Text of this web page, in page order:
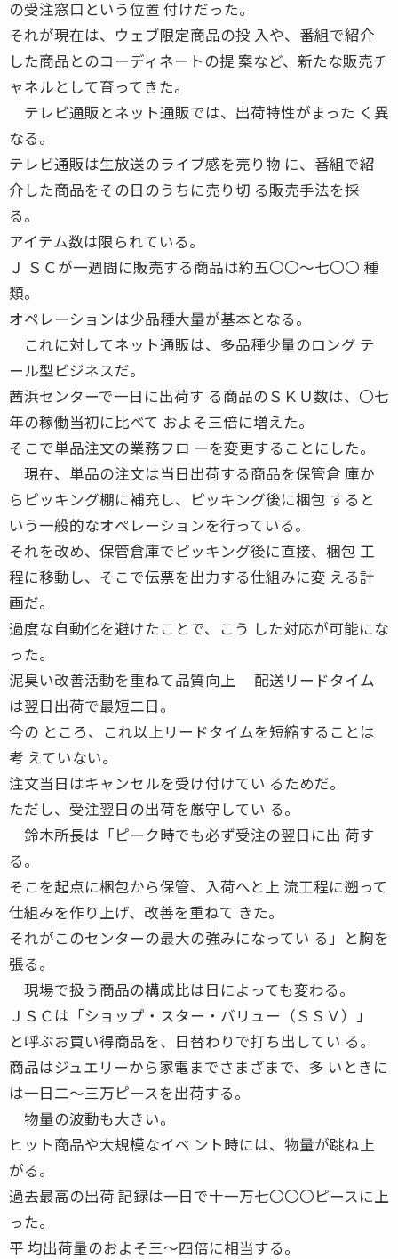
の受注窓口という位置 付けだった。
それが現在は、ウェブ限定商品の投 入や、番組で紹介
した商品とのコーディネートの提 案など、新たな販売チ
ャネルとして育ってきた。
テレビ通販とネット通販では、出荷特性がまった く異
なる。
テレビ通販は生放送のライブ感を売り物 に、番組で紹
介した商品をその日のうちに売り切 る販売手法を採
る。
アイテム数は限られている。
Ｊ ＳＣが一週間に販売する商品は約五〇〇〜七〇〇 種
類。
オペレーションは少品種大量が基本となる。
これに対してネット通販は、多品種少量のロング テ
ール型ビジネスだ。
茜浜センターで一日に出荷す る商品のＳＫＵ数は、〇七
年の稼働当初に比べて およそ三倍に増えた。
そこで単品注文の業務フロ ーを変更することにした。
現在、単品の注文は当日出荷する商品を保管倉 庫か
らピッキング棚に補充し、ピッキング後に梱包 すると
いう一般的なオペレーションを行っている。
それを改め、保管倉庫でピッキング後に直接、梱包 工
程に移動し、そこで伝票を出力する仕組みに変 える計
画だ。
過度な自動化を避けたことで、こう した対応が可能にな
った。
泥臭い改善活動を重ねて品質向上 配送リードタイム
は翌日出荷で最短二日。
今の ところ、これ以上リードタイムを短縮することは
考 えていない。
注文当日はキャンセルを受け付けてい るためだ。
ただし、受注翌日の出荷を厳守してい る。
鈴木所長は「ピーク時でも必ず受注の翌日に出 荷す
る。
そこを起点に梱包から保管、入荷へと上 流工程に遡って
仕組みを作り上げ、改善を重ねて きた。
それがこのセンターの最大の強みになってい る」と胸を
張る。
現場で扱う商品の構成比は日によっても変わる。
ＪＳＣは「ショップ・スター・バリュー（ＳＳＶ）」
と呼ぶお買い得商品を、日替わりで打ち出してい る。
商品はジュエリーから家電までさまざまで、多 いときに
は一日二〜三万ピースを出荷する。
物量の波動も大きい。
ヒット商品や大規模なイベ ント時には、物量が跳ね上
がる。
過去最高の出荷 記録は一日で十一万七〇〇〇ピースに上
った。
平 均出荷量のおよそ三〜四倍に相当する。